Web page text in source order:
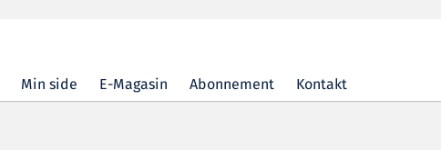
Min side E-Magasin Abonnement Kontakt